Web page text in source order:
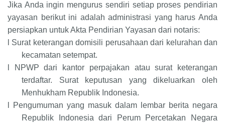
Jika Anda ingin mengurus sendiri setiap proses pendirian
yayasan berikut ini adalah administrasi yang harus Anda
persiapkan untuk Akta Pendirian Yayasan dari notaris:
Surat keterangan domisili perusahaan dari kelurahan dan
kecamatan setempat.
NPWP dari kantor perpajakan atau surat keterangan
terdaftar. Surat keputusan yang dikeluarkan oleh
Menhukham Republik Indonesia.
Pengumuman yang masuk dalam lembar berita negara
Republik Indonesia dari Perum Percetakan Negara